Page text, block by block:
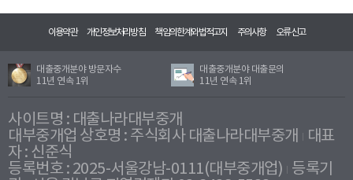
이용약관 개인정보처리방침 책임의한계와법적고지 주의사항 오류신고
대출중개분야 방문자수
11년 연속 1위
대출중개분야 대출문의
11년 연속 1위
사이트명 : 대출나라대부중개
대부중개업 상호명 : 주식회사 대출나라대부중개
대표
자 : 신준식
등록번호 : 2025-서울강남-0111(대부중개업) 등록기